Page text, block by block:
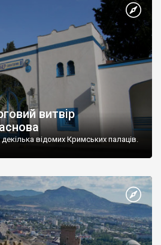
витвір
відомих Кримських палаців.